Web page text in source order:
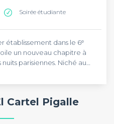
Soirée étudiante
établissement dans le 6ᵉ
un nouveau chapitre à
parisiennes. Niché au
groupes et propose une
célébrations privées,
idéal pour vos
murales mexicaines,
Cartel Pigalle